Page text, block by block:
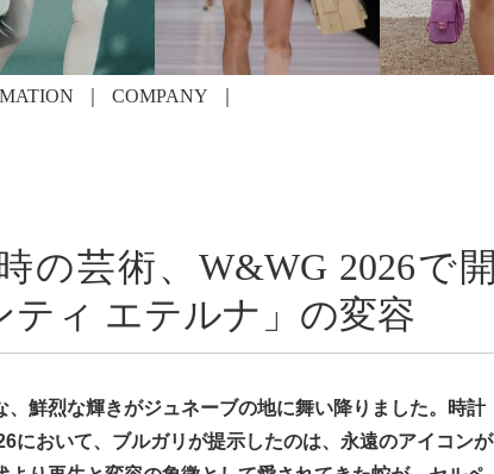
COMPANY
の芸術、W&WG 2026で開
ィ エテルナ」の変容
鮮烈な輝きがジュネーブの地に舞い降りました。時計
において、ブルガリが提示したのは、永遠のアイコンが